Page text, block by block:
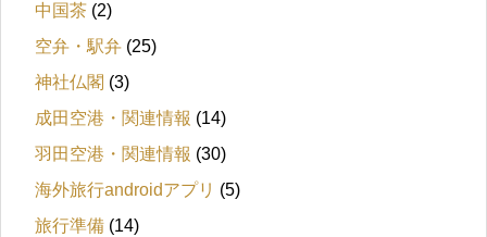
中国茶 (2)
空弁・駅弁 (25)
神社仏閣 (3)
成田空港・関連情報 (14)
羽田空港・関連情報 (30)
海外旅行androidアプリ (5)
旅行準備 (14)